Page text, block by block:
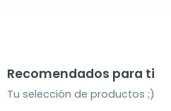
Recomendados para ti
Tu selección de productos ;)